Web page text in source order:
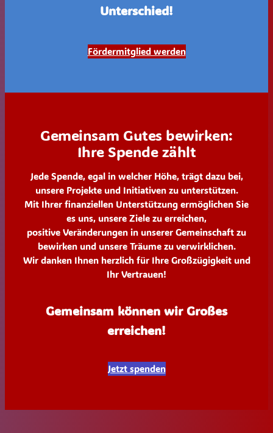
Unterschied!
Fördermitglied werden
Gemeinsam Gutes bewirken:
Ihre Spende zählt
Jede Spende, egal in welcher Höhe, trägt dazu bei,
unsere Projekte und Initiativen zu unterstützen.
Mit Ihrer finanziellen Unterstützung ermöglichen Sie
es uns, unsere Ziele zu erreichen,
positive Veränderungen in unserer Gemeinschaft zu
bewirken und unsere Träume zu verwirklichen.
Wir danken Ihnen herzlich für Ihre Großzügigkeit und
Ihr Vertrauen!
Gemeinsam können wir Großes
erreichen!
Jetzt spenden